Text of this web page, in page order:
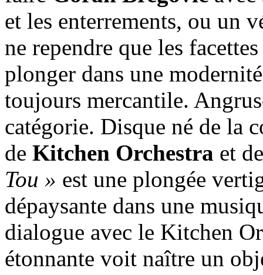
et les enterrements, ou un
ne rependre que les
plonger dans une
toujours mercantile.
catégorie. Disque né de la
de Kitchen Orchestra et
Tou » est une plongée
dépaysante dans une
dialogue avec le Kitchen
étonnante voit naître un